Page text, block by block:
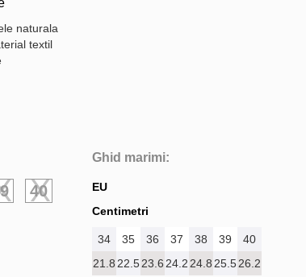
naturala
textil
40
Ghid marimi:
EU
Centimetri
34 35 36 37 38 39
40
21.8 22.523.6 24.2 24.8 25.526.2